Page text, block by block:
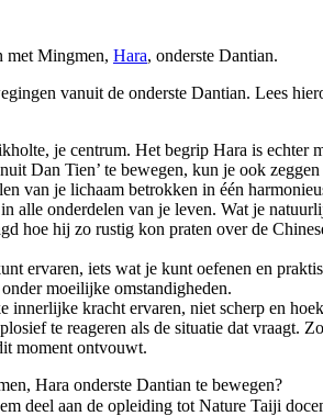
met Mingmen, Hara, onderste Dantian.
vanuit de onderste Dantian. Lees
je centrum. Het begrip Hara is echter
Dan Tien’ te bewegen, kun je ook
van je lichaam betrokken in één
alle onderdelen van je leven. Wat je
hoe hij zo rustig kon praten over de
ervaren, iets wat je kunt oefenen en
moeilijke omstandigheden.
innerlijke kracht ervaren, niet scherp en
te reageren als de situatie dat vraagt.
moment ontvouwt.
Hara onderste Dantian te bewegen?
deel aan de opleiding tot Nature Taiji